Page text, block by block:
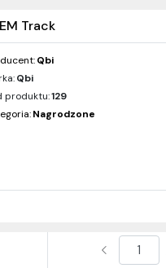
Track
Qbi
Qbi
produktu:129
Nagrodzone